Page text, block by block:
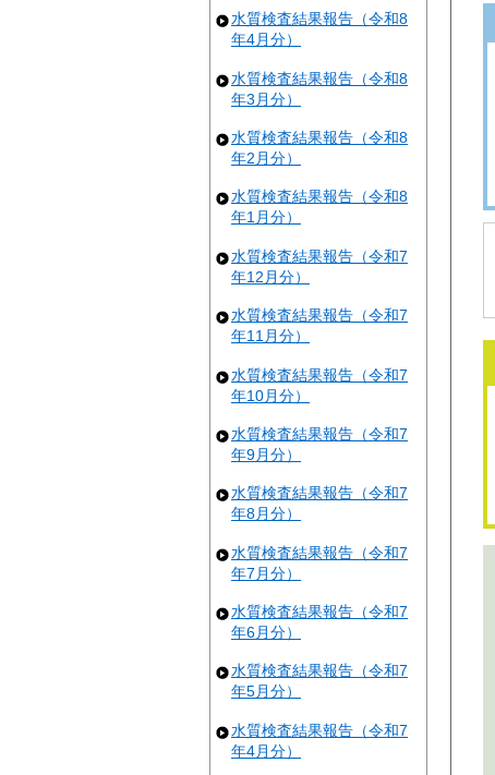
水質検査結果報告（令和8
年4月分）
水質検査結果報告（令和8
年3月分）
水質検査結果報告（令和8
年2月分）
水質検査結果報告（令和8
年1月分）
水質検査結果報告（令和7
年12月分）
水質検査結果報告（令和7
年11月分）
水質検査結果報告（令和7
年10月分）
水質検査結果報告（令和7
年9月分）
水質検査結果報告（令和7
年8月分）
水質検査結果報告（令和7
年7月分）
水質検査結果報告（令和7
年6月分）
水質検査結果報告（令和7
年5月分）
水質検査結果報告（令和7
年4月分）